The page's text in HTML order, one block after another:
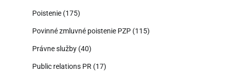
Poistenie (175)
Povinné zmluvné poistenie PZP (115)
Právne služby (40)
Public relations PR (17)